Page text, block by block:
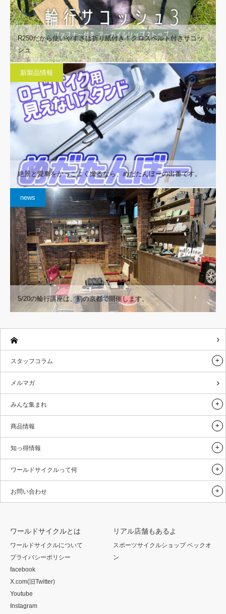
R250だから使いやすさは折り紙付き！クロスベルト付きサコッ
シュ
新製品情報
絶景と愛車をかっこよく撮るなら、めだたんぼーの出番です。
news
5/20の輪行講座は、初の京都で開催します。
スタッフコラム
メルマガ
みんな集まれ
商品情報
知っ得情報
ワールドサイクルって何
お問い合わせ
ワールドサイクルとは
ワールドサイクルについて
プライバシーポリシー
facebook
X.com(旧Twitter)
Youtube
Instagram
リアル店舗もあるよ
スポーツサイクルショップ ベックオ
ン